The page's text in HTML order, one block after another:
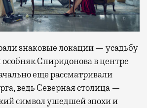
знаковые локации — усадьбу
особняк Спиридонова в центре
еще рассматривали
ведь Северная столица —
символ ушедшей эпохи и